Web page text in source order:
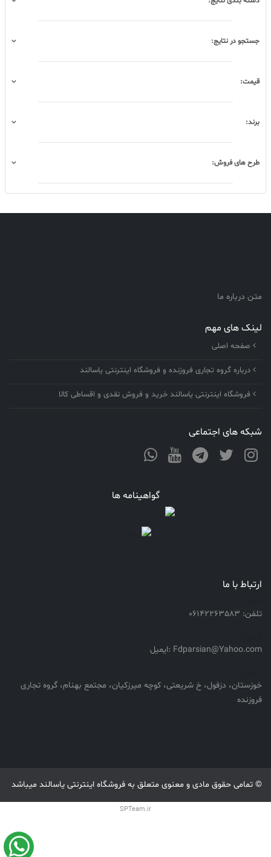
جستجو در نتایج:
قیمت:
برند:
طرح های فروش:
متن درباره ما
لینک های مهم
صفحه اصلی
درباره گروه تجاری فروزنده و فروشگاه اینترنتی یاسالند
فروشگاه اینترنتی یاسالند خرید و فروش نقدی و اقساطی کالا
شبکه های اجتماعی
گواهینامه ها
ارتباط با ما
تلفن: 06142263583
Fdparsian@Yahoo.com :ایمیل
خوزستان، دزفول، خ شریعتی، کوچه میرزکیان، مجتمع بهنام، گروه تجاری
فروزنده
© تمامی حقوق مادی و معنوی متعلق به فروشگاه اینترنتی یاسالند میباشد
SPTeam.ir